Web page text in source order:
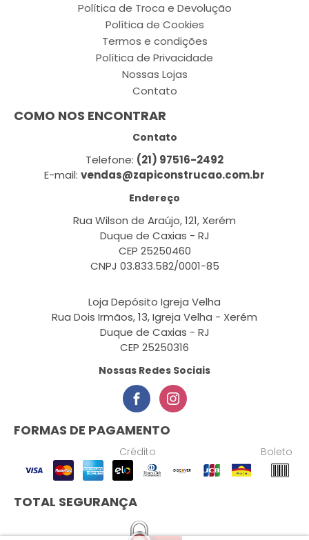
Política de Troca e Devolução
Política de Cookies
Termos e condições
Política de Privacidade
Nossas Lojas
Contato
COMO NOS ENCONTRAR
Contato
Telefone: (21) 97516-2492
E-mail: vendas@zapiconstrucao.com.br
Endereço
Rua Wilson de Araújo, 121, Xerém
Duque de Caxias - RJ
CEP 25250460
CNPJ 03.833.582/0001-85
Loja Depósito Igreja Velha
Rua Dois Irmãos, 13, Igreja Velha - Xerém
Duque de Caxias - RJ
CEP 25250316
Nossas Redes Sociais
FORMAS DE PAGAMENTO
Crédito Boleto
TOTAL SEGURANÇA